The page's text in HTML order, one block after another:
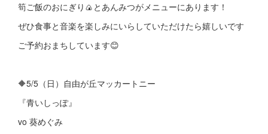
筍ご飯のおにぎり🍙とあんみつがメニューにあります！
ぜひ食事と音楽を楽しみにいらしていただけたら嬉しいです
ご予約おまちしています😊
🔶5/5（日）自由が丘マッカートニー
『青いしっぽ』
vo 葵めぐみ